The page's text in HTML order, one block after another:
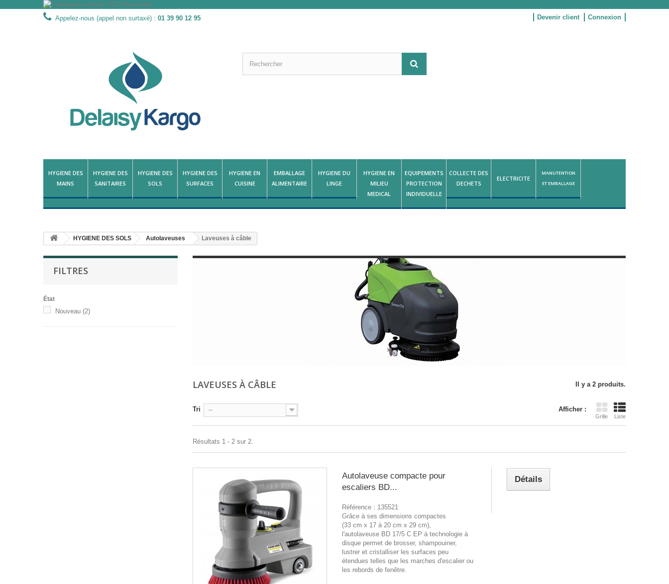
Connexion
Devenir client
Appelez-nous (appel non surtaxé) : 01 39 90 12 95
HYGIENE DES
MAINS
HYGIENE DES
SANITAIRES
HYGIENE DES
SOLS
HYGIENE DES
SURFACES
HYGIENE EN
CUISINE
EMBALLAGE
ALIMENTAIRE
HYGIENE DU
LINGE
HYGIENE EN
MILIEU
MEDICAL
EQUIPEMENTS
PROTECTION
INDIVIDUELLE
COLLECTE DES
DECHETS
ELECTRICITE
MANUTENTION
ET EMBALLAGE
HYGIENE DES SOLS Autolaveuses Laveuses à câble
FILTRES
État
Nouveau (2)
LAVEUSES À CÂBLE Il y a 2 produits.
Afficher :
Grille Liste
Tri --
Résultats 1 - 2 sur 2.
Autolaveuse compacte pour
escaliers BD...
Référence : 135521
Grâce à ses dimensions compactes
(33 cm x 17 à 20 cm x 29 cm),
l'autolaveuse BD 17/5 C EP à technologie à
disque permet de brosser, shampouiner,
lustrer et cristalliser les surfaces peu
étendues telles que les marches d'escalier ou
les rebords de fenêtre.
Détails